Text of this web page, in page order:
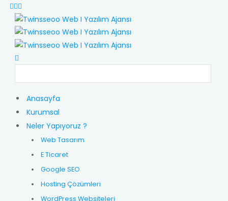
Anasayfa
Kurumsal
Neler Yapıyoruz ?
Web Tasarım
E Ticaret
Google SEO
Hosting Çözümleri
WordPress Websiteleri